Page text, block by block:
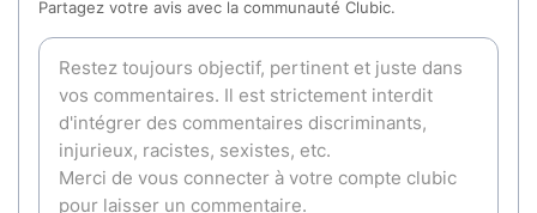
Partagez votre avis avec la communauté Clubic.